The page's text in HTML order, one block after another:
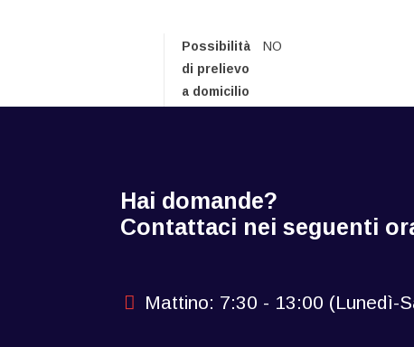
Possibilità
di prelievo
a domicilio
NO
Hai domande?
Contattaci nei seguenti
Mattino: 7:30 - 13:00 (Lunedì-